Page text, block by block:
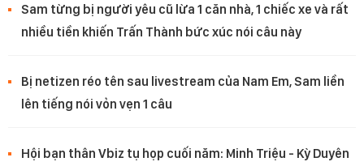
Sam từng bị người yêu cũ lừa 1 căn nhà, 1 chiếc xe và rất
nhiều tiền khiến Trấn Thành bức xúc nói câu này
Bị netizen réo tên sau livestream của Nam Em, Sam liền
lên tiếng nói vỏn vẹn 1 câu
Hội bạn thân Vbiz tụ họp cuối năm: Minh Triệu - Kỳ Duyên